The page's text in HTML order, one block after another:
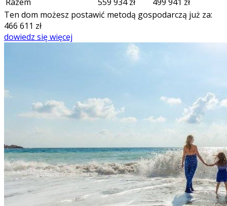
Ten dom możesz postawić metodą gospodarczą już za:
466 611 zł
dowiedz się więcej